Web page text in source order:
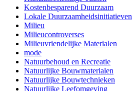
Kostenbesparend Duurzaam
Lokale Duurzaamheidsinitiatieven
Milieu
Milieucontroverses
Milieuvriendelijke Materialen
mode
Natuurbehoud en Recreatie
Natuurlijke Bouwmaterialen
Natuurlijke Bouwtechnieken
Natuurlijke Leefomgeving